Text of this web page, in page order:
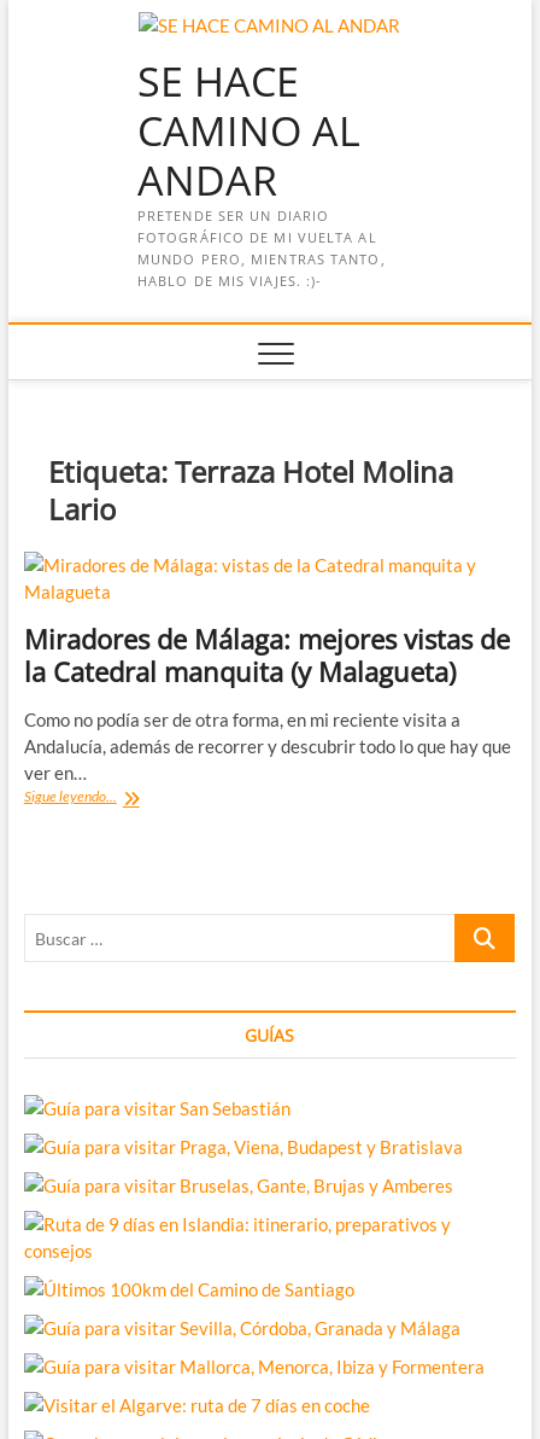
SE HACE
CAMINO AL
ANDAR
PRETENDE SER UN DIARIO
FOTOGRÁFICO DE MI VUELTA AL
MUNDO PERO, MIENTRAS TANTO,
HABLO DE MIS VIAJES. :)-
Etiqueta:Terraza Hotel Molina
Lario
Miradores de Málaga: mejores vistas de
la Catedral manquita (y Malagueta)
Como no podía ser de otra forma, en mi reciente visita a
Andalucía, además de recorrer y descubrir todo lo que hay que
ver en…
Sigue leyendo... Miradores
Malagueta)
Buscar
GUÍAS